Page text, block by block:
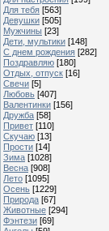
Для тебя [563]
Девушки [505]
Мужчины [23]
Дети, мультики [148]
С днем рождения [282]
Поздравляю [180]
Отдых, отпуск [16]
Свечи [5]
Любовь [407]
Валентинки [156]
Дружба [58]
Привет [110]
Скучаю [13]
Прости [14]
Зима [1028]
Весна [908]
Лето [1095]
Осень [1229]
Природа [67]
Животные [294]
Фэнтези [69]